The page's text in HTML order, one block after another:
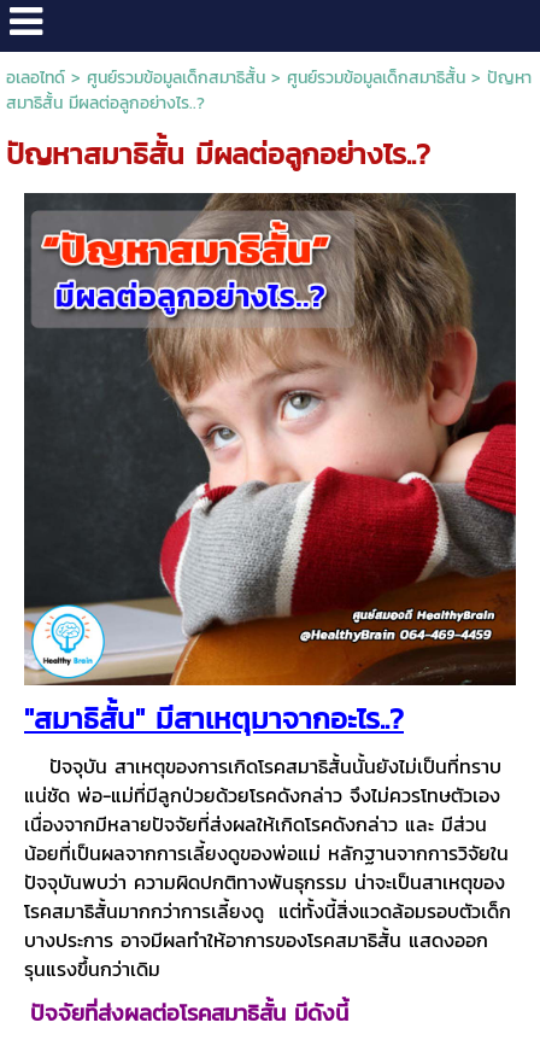
อเลอไทด์> ศูนย์รวมข้อมูลเด็กสมาธิสั้น> ศูนย์รวมข้อมูลเด็กสมาธิสั้น> ปัญหา
สมาธิสั้น มีผลต่อลูกอย่างไร..?
ปัญหาสมาธิสั้น มีผลต่อลูกอย่างไร..?
"สมาธิสั้น" มีสาเหตุมาจากอะไร..?
ปัจจุบัน สาเหตุของการเกิดโรคสมาธิสั้นนั้นยังไม่เป็นที่ทราบ
แน่ชัด พ่อ-แม่ที่มีลูกป่วยด้วยโรคดังกล่าว จึงไม่ควรโทษตัวเอง
เนื่องจากมีหลายปัจจัยที่ส่งผลให้เกิดโรคดังกล่าว และ มีส่วน
น้อยที่เป็นผลจากการเลี้ยงดูของพ่อแม่ หลักฐานจากการวิจัยใน
ปัจจุบันพบว่า ความผิดปกติทางพันธุกรรม น่าจะเป็นสาเหตุของ
โรคสมาธิสั้นมากกว่าการเลี้ยงดู แต่ทั้งนี้สิ่งแวดล้อมรอบตัวเด็ก
บางประการ อาจมีผลทำให้อาการของโรคสมาธิสั้น แสดงออก
รุนแรงขึ้นกว่าเดิม
ปัจจัยที่ส่งผลต่อโรคสมาธิสั้น มีดังนี้